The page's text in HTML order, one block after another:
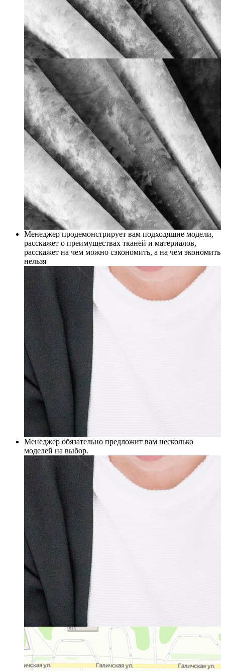
Менеджер продемонстрирует вам подходящие модели,
расскажет о преимуществах тканей и материалов,
расскажет на чем можно сэкономить, а на чем экономить
нельзя
Менеджер обязательно предложит вам несколько
моделей на выбор.